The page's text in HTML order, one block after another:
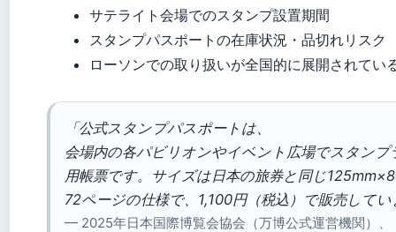
サテライト会場でのスタンプ設置期間
スタンプパスポートの在庫状況・品切れリスク
ローソンでの取り扱いが全国的に展開されてい
「公式スタンプパスポートは、
会場内の各パビリオンやイベント広場でスタン
用帳票です。サイズは日本の旅券と同じ
72ページの仕様で、1,100円（税込）で販売して
— 2025年日本国際博覧会協会（万博公式運営機関）、